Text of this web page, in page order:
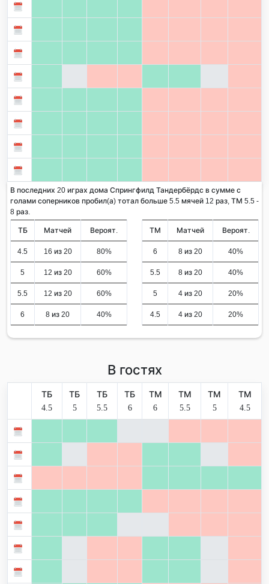
В последних 20 играх дома Спрингфилд Тандербёрдс в сумме с
голами соперников пробил(а) тотал больше 5.5 мячей 12 раз, ТМ 5.5 -
8 раз.
ТБ Матчей Вероят.
4.5 16 из 20 80%
5 12 из 20 60%
5.5 12 из 20 60%
6 8 из 20 40%
ТМ Матчей Вероят.
6 8 из 20 40%
5.5 8 из 20 40%
5 4 из 20 20%
4.5 4 из 20 20%
В гостях
ТБ
4.5
ТБ
5
ТБ
5.5
ТБ
6
ТМ
6
ТМ
5.5
ТМ
5
ТМ
4.5